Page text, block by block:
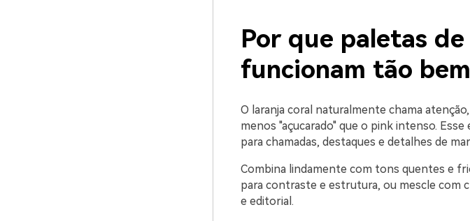
Por que paletas de
funcionam tão bem
O laranja coral naturalmente chama
menos "açucarado" que o pink intenso.
para chamadas, destaques e detalhes de
Combina lindamente com tons quentes e
para contraste e estrutura, ou mescle com
e editorial.